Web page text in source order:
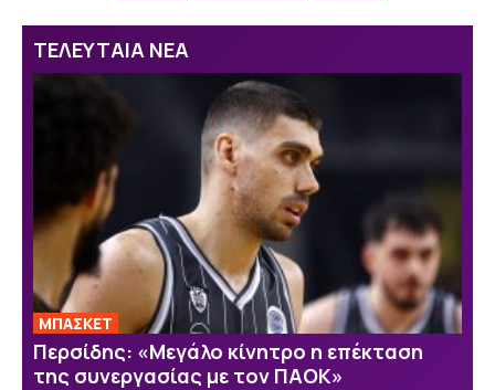
ΤΕΛΕΥΤΑΙΑ ΝΕΑ
ΜΠΑΣΚΕΤ
Περσίδης: «Μεγάλο κίνητρο η επέκταση
της συνεργασίας με τον ΠΑΟΚ»